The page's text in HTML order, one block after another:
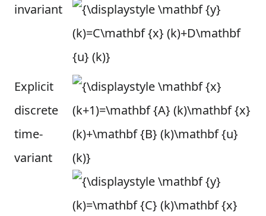
invariant
Explicit
discrete
time-
variant